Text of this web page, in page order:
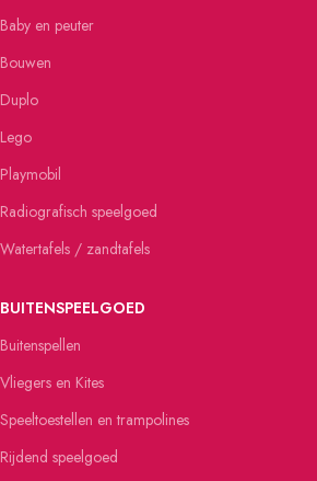
Baby en peuter
Bouwen
Duplo
Lego
Playmobil
Radiografisch speelgoed
Watertafels / zandtafels
BUITENSPEELGOED
Buitenspellen
Vliegers en Kites
Speeltoestellen en trampolines
Rijdend speelgoed